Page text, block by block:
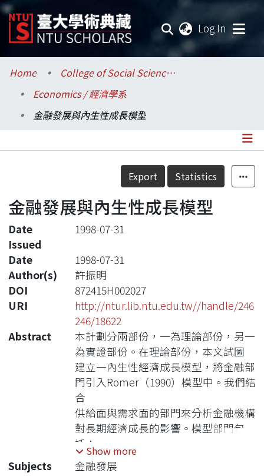
Log In
Communities & Collections
Research Outputs
Statistics
Home
College of Social Sciences / 社會科學院
Economics / 經濟學系
金融發展與內生性成長模型
Details
Export Statistics
金融發展與內生性成長模型
Date
Issued
1998-07-31
Date
1998-07-31
Author(s)
許振明
DOI
872415H002027
URI
http://ntur.lib.ntu.edu.tw//handle/246
246/18622
Abstract
本計劃分兩部份，一為理論部份，另一
為實證部份。在理論部份，本文試圖
建立一內生性經濟成長模型，將金融部
門引入Romer（1990）模型中。我們結
合
供給面與需求面的部門來分析金融機構
對長期經濟成長的影響。模型部門包
括：
研發部門、金融部門、最終產品生產部
Show more
Subjects
金融發展